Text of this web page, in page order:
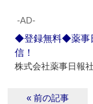
‐AD‐
◆登録無料◆薬事
信！
株式会社薬事日報社
« 前の記事